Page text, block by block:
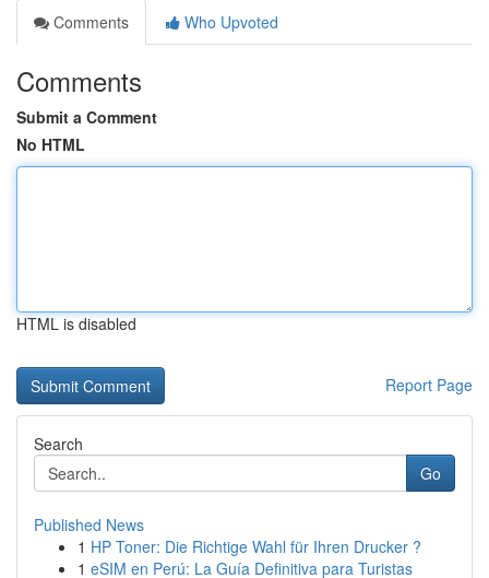
Comments
Who Upvoted
Comments
Submit a Comment
No HTML
HTML is disabled
Report Page
Search
Go
Published News
1 HP Toner: Die Richtige Wahl für Ihren Drucker ?
1 eSIM en Perú: La Guía Definitiva para Turistas